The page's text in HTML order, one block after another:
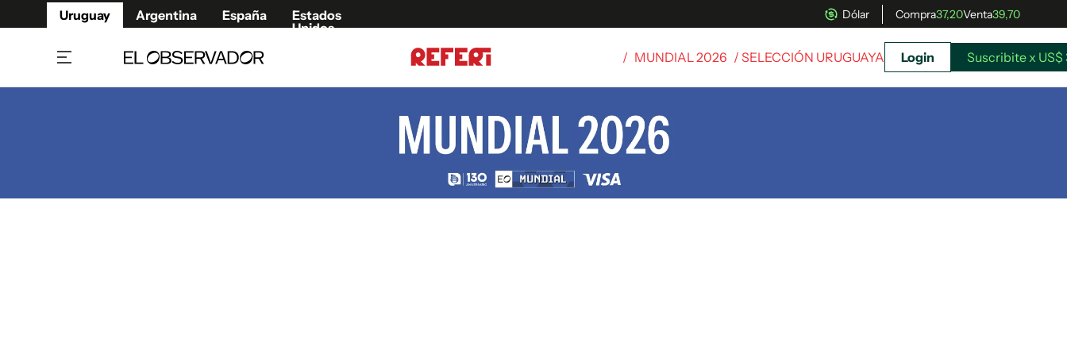
Uruguay Argentina España
Estados
Unidos
Dólar Compra37,20Venta39,70
/ MUNDIAL 2026 / SELECCIÓN URUGUAYA Login Suscribite x US$